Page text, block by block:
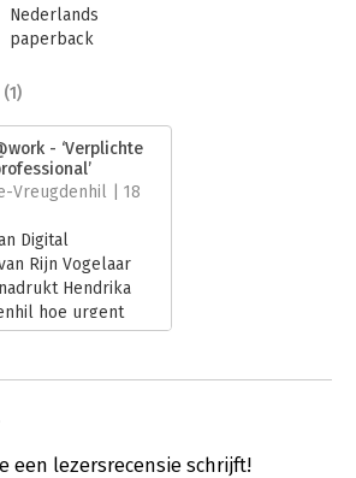
Nederlands
paperback
Van Duuren Management
26-6-2025
Algemeen management
(1)
- ‘Verplichte
Vreugdenhil | 18
Digital
Rijn Vogelaar
Hendrika
hoe urgent
een wereld die
frisse
inzichten
een lezersrecensie schrijft!